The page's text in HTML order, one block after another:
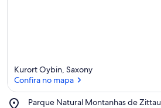
Kurort Oybin, Saxony
Confira no mapa
Parque Natural Montanhas de Zittau
Place,